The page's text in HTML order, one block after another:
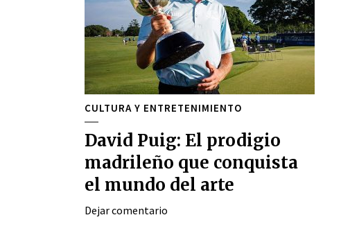
CULTURA Y ENTRETENIMIENTO
David Puig: El prodigio
madrileño que conquista
el mundo del arte
Dejar comentario